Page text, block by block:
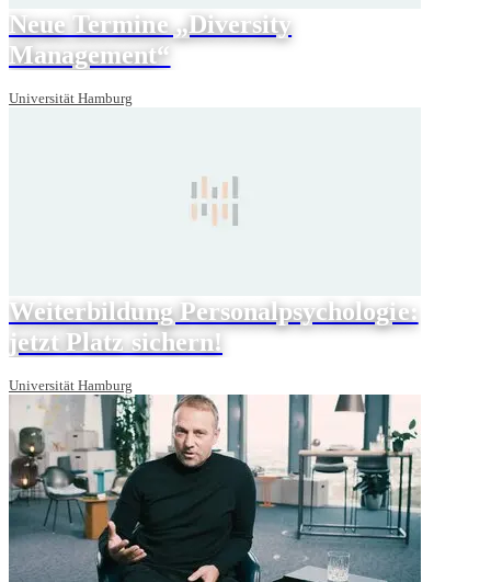
Neue Termine „Diversity
Management“
Universität Hamburg
Weiterbildung Personalpsychologie:
jetzt Platz sichern!
Universität Hamburg